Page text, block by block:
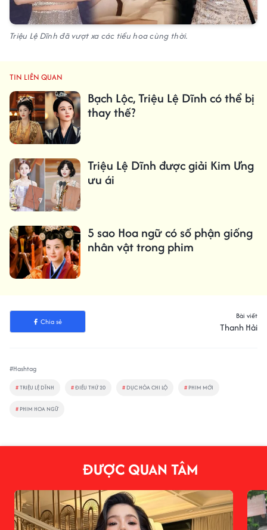
Triệu Lệ Dĩnh đã vượt xa các tiểu hoa cùng thời.
TIN LIÊN QUAN
Bạch Lộc, Triệu Lệ Dĩnh có thể bị
thay thế?
Triệu Lệ Dĩnh được giải Kim Ưng
ưu ái
5 sao Hoa ngữ có số phận giống
nhân vật trong phim
Chia sẻ
Bài viết
Thanh Hải
#Hashtag
#TRIỆU LỆ DĨNH #ĐIỀU THỨ 20 # DỤC HỎA CHI LỘ # PHIM MỚI
# PHIM HOA NGỮ
ĐƯỢC QUAN TÂM